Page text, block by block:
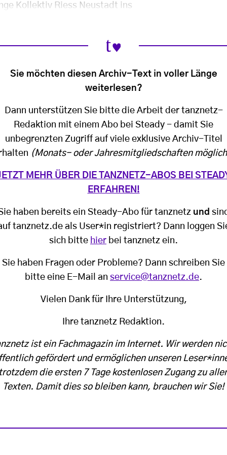
Kollektiv Riess Neustadt ins
Sie möchten diesen Archiv-Text in voller Länge
weiterlesen?
Dann unterstützen Sie bitte die Arbeit der tanznetz-
Redaktion mit einem Abo bei Steady - damit Sie
unbegrenzten Zugriff auf viele exklusive Archiv-Titel
(Monats- oder Jahresmitgliedschaften
MEHR ÜBER DIE TANZNETZ-ABOS BEI
ERFAHREN!
haben bereits ein Steady-Abo für tanznetz und
tanznetz.de als User*in registriert? Dann loggen
sich bitte hier bei tanznetz ein.
Sie haben Fragen oder Probleme? Dann schreiben Sie
bitte eine E-Mail an service@tanznetz.de.
Vielen Dank für Ihre Unterstützung,
Ihre tanznetz Redaktion.
ist ein Fachmagazin im Internet. Wir werden
gefördert und ermöglichen unseren
die ersten 7 Tage kostenlosen Zugang zu
Texten. Damit dies so bleiben kann, brauchen wir Sie!